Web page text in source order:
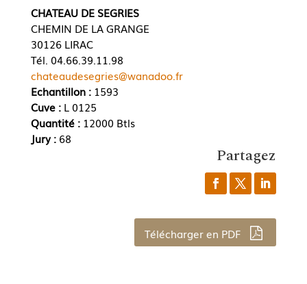
CHATEAU DE SEGRIES
CHEMIN DE LA GRANGE
30126 LIRAC
Tél. 04.66.39.11.98
chateaudesegries@wanadoo.fr
Echantillon :1593
Cuve : L 0125
Quantité : 12000 Btls
Jury : 68
Partagez
Télécharger en PDF